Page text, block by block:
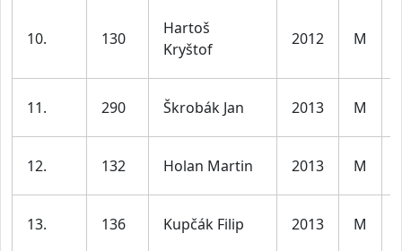
10. 130
Hartoš
Kryštof
2012 M
11. 290 Škrobák Jan 2013 M
12. 132 Holan Martin 2013 M
13. 136 Kupčák Filip 2013 M